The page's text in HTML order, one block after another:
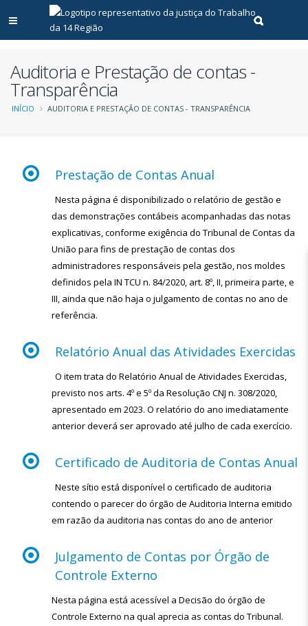
Abrir menu principal
Realizar
Auditoria e Prestação de contas -
Transparência
Trilha
navegação
INÍCIO AUDITORIA E PRESTAÇÃO DE CONTAS - TRANSPARÊNCIA
Prestação de Contas Anual
Nesta página é disponibilizado o relatório de gestão e
das demonstrações contábeis acompanhadas das notas
explicativas, conforme exigência do Tribunal de Contas da
União para fins de prestação de contas dos
administradores responsáveis pela gestão, nos moldes
definidos pela IN TCU n. 84/2020, art. 8º, II, primeira parte, e
III, ainda que não haja o julgamento de contas no ano de
referência.
Relatório Anual das Atividades Exercidas
O item trata do Relatório Anual de Atividades Exercidas,
previsto nos arts. 4º e 5º da Resolução CNJ n. 308/2020,
apresentado em 2023. O relatório do ano imediatamente
anterior deverá ser aprovado até julho de cada exercício.
Certificado de Auditoria de Contas Anual
Neste sítio está disponível o certificado de auditoria
contendo o parecer do órgão de Auditoria Interna emitido
em razão da auditoria nas contas do ano de anterior
Julgamento de Contas por Órgão de
Controle Externo
Nesta página está acessível a Decisão do órgão de
Controle Externo na qual aprecia as contas do Tribunal.